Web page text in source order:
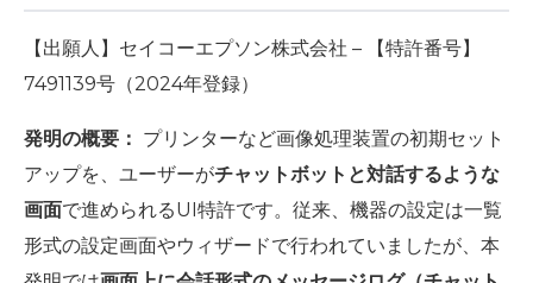
【出願人】セイコーエプソン株式会社 – 【特許番号】
7491139号（2024年登録）
発明の概要： プリンターなど画像処理装置の初期セット
アップを、ユーザーがチャットボットと対話するような
画面で進められるUI特許です。従来、機器の設定は一覧
形式の設定画面やウィザードで行われていましたが、本